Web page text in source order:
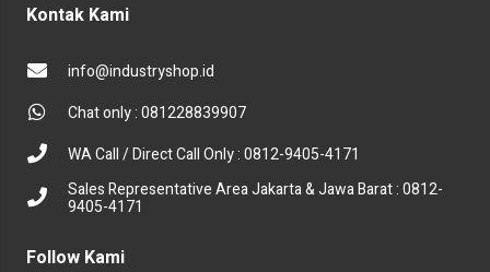
Kontak Kami
info@industryshop.id
Chat only : 081228839907
WA Call / Direct Call Only : 0812-9405-4171
Sales Representative Area Jakarta & Jawa Barat : 0812-
9405-4171
Follow Kami